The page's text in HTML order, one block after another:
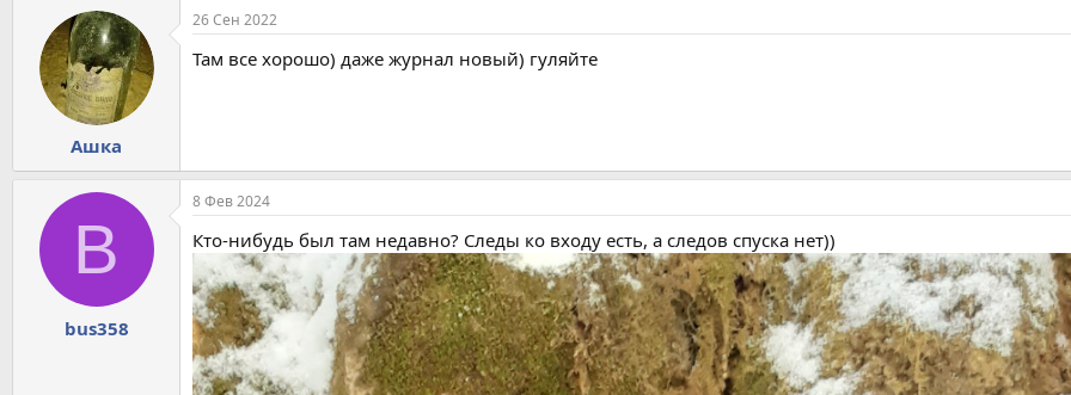
Ашка
26 Сен 2022
Там все хорошо) даже журнал новый) гуляйте
B
bus358
8 Фев 2024
Кто-нибудь был там недавно? Следы ко входу есть, а следов спуска нет))